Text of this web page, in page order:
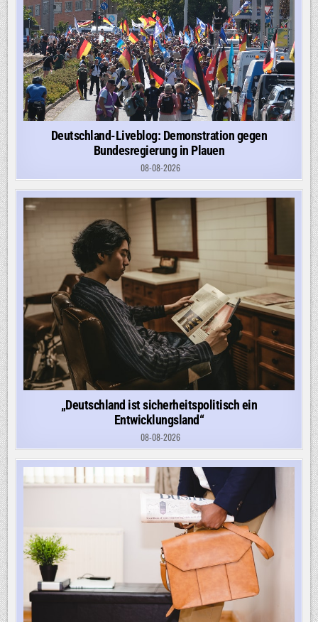
Deutschland-Liveblog: Demonstration gegen
Bundesregierung in Plauen
08-08-2026
„Deutschland ist sicherheitspolitisch ein
Entwicklungsland“
08-08-2026